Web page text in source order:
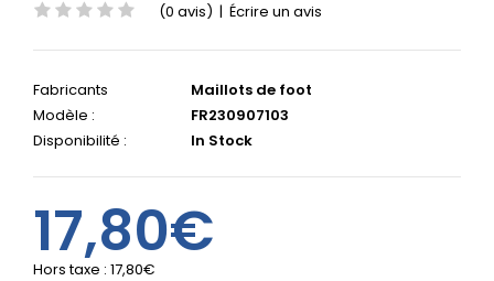
(0 avis) | Écrire un avis
Fabricants
Maillots de foot
Modèle :
FR230907103
Disponibilité :
In Stock
17,80€
Hors taxe : 17,80€